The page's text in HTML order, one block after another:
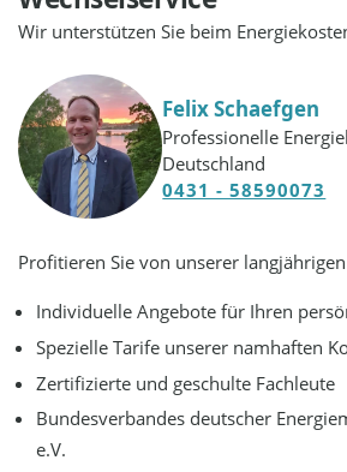
Wir unterstützen Sie beim
Felix Schaefgen
Professionelle
Deutschland
0431 - 58590073
Profitieren Sie von unserer
Individuelle Angebote für Ihren
Spezielle Tarife unserer namhaften
Zertifizierte und geschulte Fachleute
Bundesverbandes deutscher
e.V.